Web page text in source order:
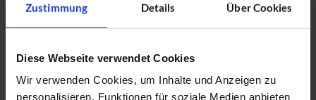
Zustimmung Details Über Cookies
Diese Webseite verwendet Cookies
Wir verwenden Cookies, um Inhalte und Anzeigen zu
personalisieren, Funktionen für soziale Medien anbieten